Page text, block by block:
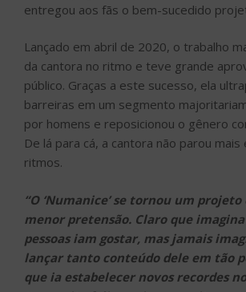
entregou aos fãs o bem-sucedido
Lançado em abril de 2020, o trabalho
da cantora no ritmo e teve grande
público. Graças a este sucesso, ela
barreiras em um segmento
por homens e reposicionou o gênero
De lá para cá, a cantora não parou mais
ritmos.
“O ‘Numanice’ se tornou um
menor pretensão. Claro que
pessoas iam gostar, mas jamais
lançar tanto conteúdo dele em tão
que ia estabelecer novos recordes